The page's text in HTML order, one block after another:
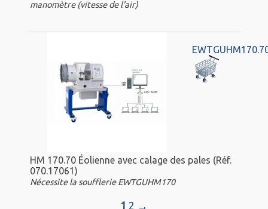
manomètre (vitesse de l'air)
HM 170.70 Éolienne avec calage des pales (Réf.
070.17061)
Nécessite la soufflerie EWTGUHM170
1 2 →